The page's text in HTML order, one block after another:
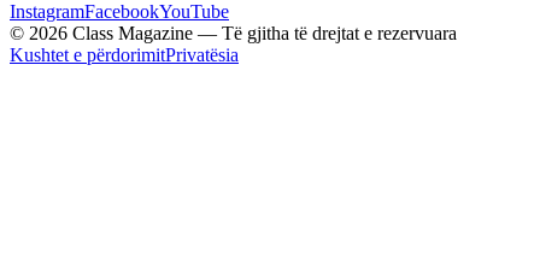
InstagramFacebookYouTube
© 2026 Class Magazine — Të gjitha të drejtat e rezervuara
Kushtet e përdorimitPrivatësia